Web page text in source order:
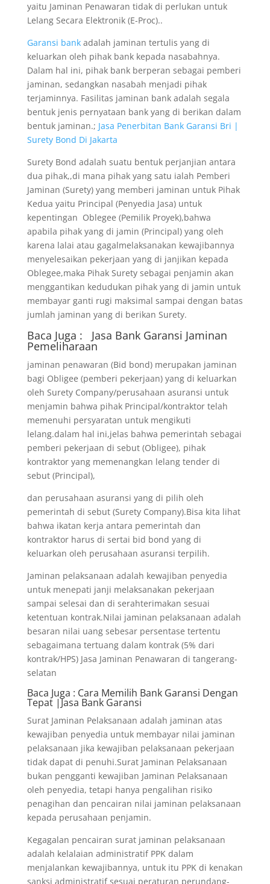
yaitu Jaminan Penawaran tidak di perlukan untuk
Lelang Secara Elektronik (E-Proc)..
Garansi bankadalah jaminan tertulis yang di
keluarkan oleh pihak bank kepada nasabahnya.
Dalam hal ini, pihak bank berperan sebagai pemberi
jaminan, sedangkan nasabah menjadi pihak
terjaminnya. Fasilitas jaminan bank adalah segala
bentuk jenis pernyataan bank yang di berikan dalam
bentuk jaminan.; Jasa Penerbitan Bank Garansi Bri |
Surety Bond Di Jakarta
Surety Bond adalah suatu bentuk perjanjian antara
dua pihak,,di mana pihak yang satu ialah Pemberi
Jaminan (Surety) yang memberi jaminan untuk Pihak
Kedua yaitu Principal (Penyedia Jasa) untuk
kepentingan Oblegee (Pemilik Proyek),bahwa
apabila pihak yang di jamin (Principal) yang oleh
karena lalai atau gagalmelaksanakan kewajibannya
menyelesaikan pekerjaan yang di janjikan kepada
Oblegee,maka Pihak Surety sebagai penjamin akan
menggantikan kedudukan pihak yang di jamin untuk
membayar ganti rugi maksimal sampai dengan batas
jumlah jaminan yang di berikan Surety.
Baca Juga : Jasa Bank Garansi Jaminan
Pemeliharaan
jaminan penawaran (Bid bond) merupakan jaminan
bagi Obligee (pemberi pekerjaan) yang di keluarkan
oleh Surety Company/perusahaan asuransi untuk
menjamin bahwa pihak Principal/kontraktor telah
memenuhi persyaratan untuk mengikuti
lelang.dalam hal ini,jelas bahwa pemerintah sebagai
pemberi pekerjaan di sebut (Obligee), pihak
kontraktor yang memenangkan lelang tender di
sebut (Principal),
dan perusahaan asuransi yang di pilih oleh
pemerintah di sebut (Surety Company).Bisa kita lihat
bahwa ikatan kerja antara pemerintah dan
kontraktor harus di sertai bid bond yang di
keluarkan oleh perusahaan asuransi terpilih.
Jaminan pelaksanaan adalah kewajiban penyedia
untuk menepati janji melaksanakan pekerjaan
sampai selesai dan di serahterimakan sesuai
ketentuan kontrak.Nilai jaminan pelaksanaan adalah
besaran nilai uang sebesar persentase tertentu
sebagaimana tertuang dalam kontrak (5% dari
kontrak/HPS) Jasa Jaminan Penawaran di tangerang-
selatan
Baca Juga : Cara Memilih Bank Garansi Dengan
Tepat |Jasa Bank Garansi
Surat Jaminan Pelaksanaan adalah jaminan atas
kewajiban penyedia untuk membayar nilai jaminan
pelaksanaan jika kewajiban pelaksanaan pekerjaan
tidak dapat di penuhi.Surat Jaminan Pelaksanaan
bukan pengganti kewajiban Jaminan Pelaksanaan
oleh penyedia, tetapi hanya pengalihan risiko
penagihan dan pencairan nilai jaminan pelaksanaan
kepada perusahaan penjamin.
Kegagalan pencairan surat jaminan pelaksanaan
adalah kelalaian administratif PPK dalam
menjalankan kewajibannya, untuk itu PPK di kenakan
sanksi administratif sesuai peraturan perundang-